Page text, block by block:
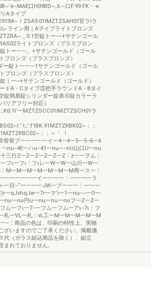
MAE口H09BD~,6.~口F.99.FK・-e
Aタイプ
！ZSA9.01IMZTZSAH01官ラIラ
ライン用｜Aヲイプライトブロンズ
＿0.1空錠トー−--+サテンゴール
ライトブロンズ（プラスブロン
トー一−-。+サテンゴールド（ゴール
ブロンズ（ブラスブロンズ）
錠ト一一---1サテンゴールド（ゴール
ブロンズ（プラスブロンズ）
｜一--+サテンゴールド（ゴールド）
ドA・Cタイプ③把手ラウンドA・Bタイ
錠簡易錠シリンダー錠表示錠カラーラ
リアフリー対応）
一MZTZSCC01IMZTZSCH01ラ
；；
；；＞＇.！
骨骨プ一一一一一イ一4一4一5一5−6一6
一nu−4E一ハυ−41一nu∼−nU山口U一nu
三行Z一Z一Z一Z一Z一Z⋮z一一ヲム⋮
フι一フι⋮フιレ一W一W一山川一W一
一M一M一M一M一M一M周一ス一⋮
一一一一一一イ一一一一⋮一一一一ラ
一日−“一一一一JW一プ一一一⋮一一一
r一qJvhqJw一7r一マ’i一1一nu−−一O一
nu一nυ円u一nu一nu一nυブ一Z一Z一
ム一フι一7−一フム一フム一アι−7ι⋮フ
札一VL一札⋮vL工一M一M一M一M一M
−⋮商品の色は、印刷の特性上、実物
ざいますのでご了承ください。掲載価
代（ガラス組込商品を除く）、組立
まれておりません。